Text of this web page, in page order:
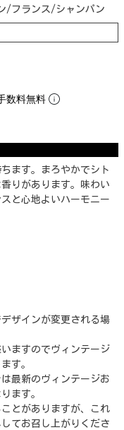
/フランス/シャンパン
数料無料
ます。まろやかでシト
りがあります。味わい
と心地よいハーモニー
ザインが変更される場
ますのでヴィンテージ
す。
最新のヴィンテージお
ます。
とがありますが、これ
てお召し上がりくださ